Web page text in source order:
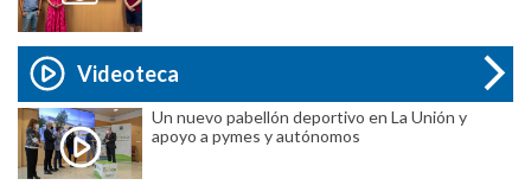
Videoteca
Un nuevo pabellón deportivo en La Unión y
apoyo a pymes y autónomos